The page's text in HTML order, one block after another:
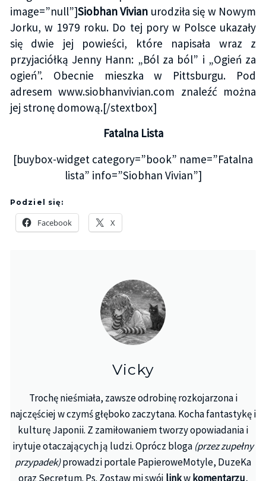
image=”null”]Siobhan Vivian urodziła się w Nowym
Jorku, w 1979 roku. Do tej pory w Polsce ukazały
się dwie jej powieści, które napisała wraz z
przyjaciółką Jenny Hann: „Ból za ból” i „Ogień za
ogień”. Obecnie mieszka w Pittsburgu. Pod
adresem www.siobhanvivian.com znaleźć można
jej stronę domową.[/stextbox]
Fatalna Lista
[buybox-widget category=”book” name=”Fatalna
lista” info=”Siobhan Vivian”]
Podziel się:
Facebook X
Vicky
Trochę nieśmiała, zawsze odrobinę rozkojarzona i
najczęściej w czymś głęboko zaczytana. Kocha fantastykę i
kulturę Japonii. Z zamiłowaniem tworzy opowiadania i
irytuje otaczających ją ludzi. Oprócz bloga (przez zupełny
przypadek)prowadzi portale PapieroweMotyle, DuzeKa
oraz Secretum. Ps. Zostaw mi swój linkwkomentarzu,